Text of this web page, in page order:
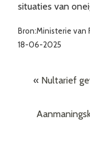
situaties van
Bron:Ministerie van
18-06-2025
« Nultarief